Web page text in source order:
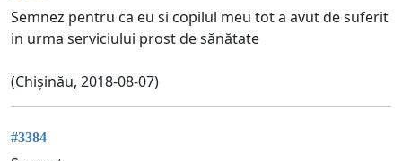
Semnez pentru ca eu si copilul meu tot a avut de suferit
in urma serviciului prost de sănătate
(Chișinău, 2018-08-07)
#3384